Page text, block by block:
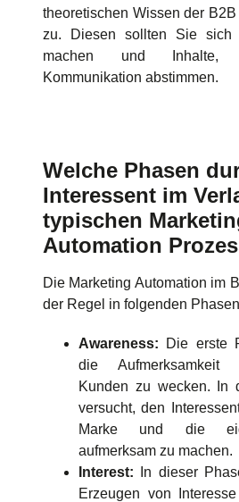
theoretischen Wissen der
zu. Diesen sollten Sie sich
machen und Inhalte,
Kommunikation abstimmen.
Welche Phasen
Interessent im
typischen
Automation
Die Marketing Automation im
der Regel in folgenden
Awareness: Die erste
die Aufmerksamkeit
Kunden zu wecken. In
versucht, den
Marke und die
aufmerksam zu machen.
Interest: In dieser
Erzeugen von